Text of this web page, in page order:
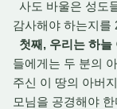
사도 바울은 성도
감사해야 하는지를
첫째, 우리는 하늘
들에게는 두 분의
주신 이 땅의 아버
모님을 공경해야